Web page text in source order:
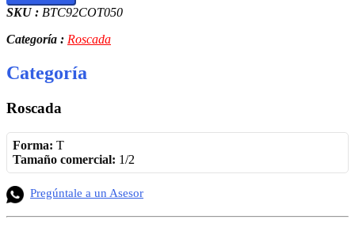
SKU : BTC92COT050
Categoría : Roscada
Categoría
Roscada
Forma: T
Tamaño comercial: 1/2
Pregúntale a un Asesor